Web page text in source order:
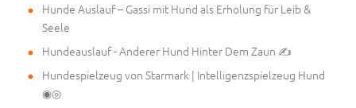
Hunde Auslauf – Gassi mit Hund als Erholung für Leib &
Seele
Hundeauslauf - Anderer Hund Hinter Dem Zaun ✍
Hundespielzeug von Starmark | Intelligenzspielzeug Hund
◉◎